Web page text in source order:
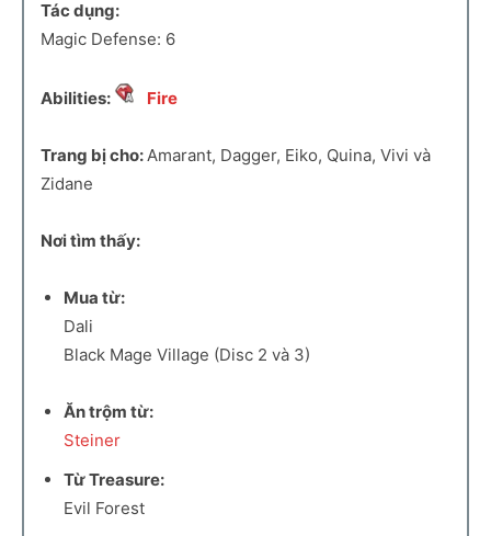
Tác dụng:
Magic Defense: 6
Abilities: Fire
Trang bị cho: Amarant, Dagger, Eiko, Quina, Vivi và
Zidane
Nơi tìm thấy:
Mua từ:
Dali
Black Mage Village (Disc 2 và 3)
Ăn trộm từ:
Steiner
Từ Treasure:
Evil Forest